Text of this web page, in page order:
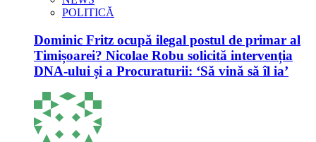
POLITICĂ
Dominic Fritz ocupă ilegal postul de primar al
Timișoarei? Nicolae Robu solicită intervenția
DNA-ului și a Procuraturii: ‘Să vină să îl ia’